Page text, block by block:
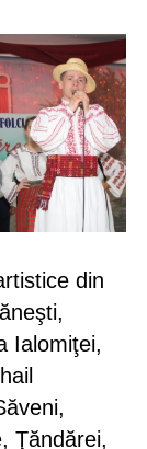
din
Ialomiţei,
Ţăndărei,